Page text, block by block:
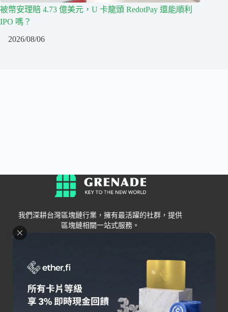
被幣安理賠 4.73 億美元，U 卡龍頭 RedotPay 還能順利
IPO 嗎？
2026/08/06
我們深耕台灣區塊鏈行業，擁有最活躍的社群，提供
區塊鏈相關一站式服務。
Grenade
關於我們
聯絡我們
錢包
交易所
Bybit
OKX